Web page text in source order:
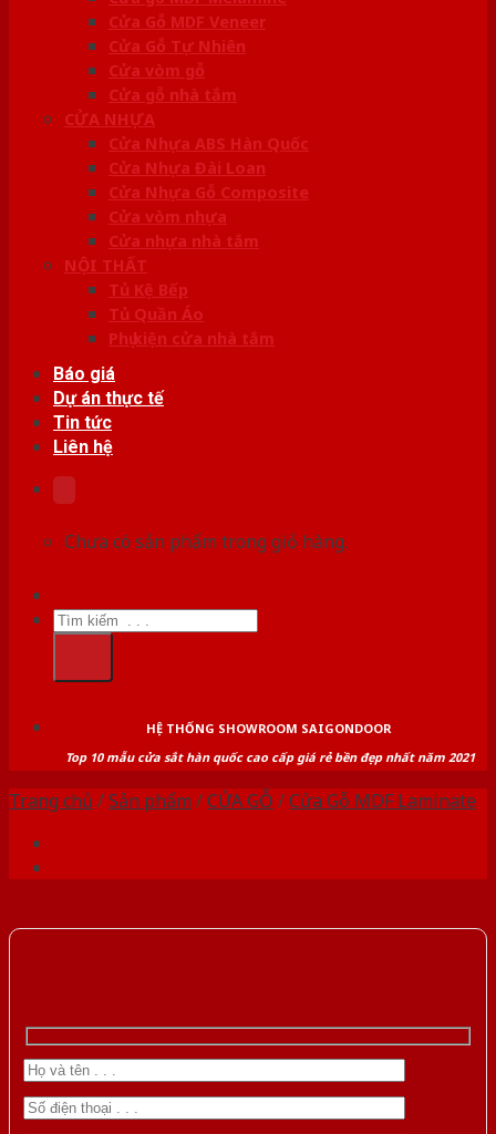
Cửa Gỗ MDF Veneer
Cửa Gỗ Tự Nhiên
Cửa vòm gỗ
Cửa gỗ nhà tắm
CỬA NHỰA
Cửa Nhựa ABS Hàn Quốc
Cửa Nhựa Đài Loan
Cửa Nhựa Gỗ Composite
Cửa vòm nhựa
Cửa nhựa nhà tắm
NỘI THẤT
Tủ Kệ Bếp
Tủ Quần Áo
Phụ kiện cửa nhà tắm
Báo giá
Dự án thực tế
Tin tức
Liên hệ
Chưa có sản phẩm trong giỏ hàng.
Tìm
kiếm:
HỆ THỐNG SHOWROOM SAIGONDOOR
Top 10 mẫu cửa sắt hàn quốc cao cấp giá rẻ bền đẹp nhất năm 2021
Trang chủ /Sản phẩm /CỬA GỖ /Cửa Gỗ MDF Laminate